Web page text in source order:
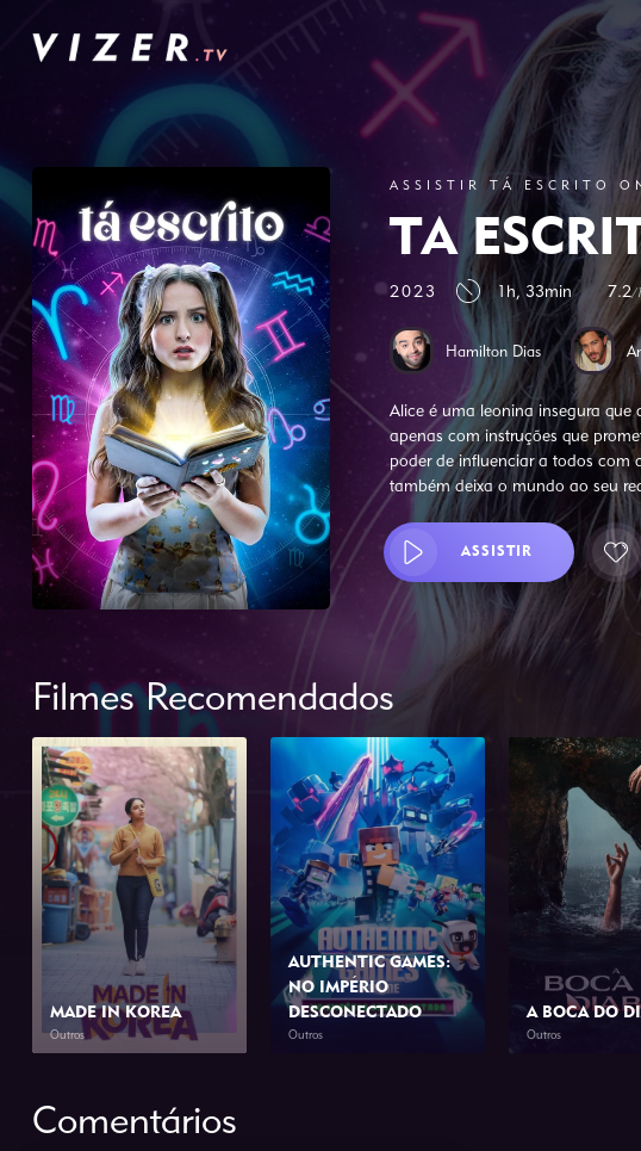
ASSISTIR TÁ ESCRITO
TÁ
2023 1h, 33min 7.2/
Hamilton Dias
Alice é uma leonina insegura que
apenas com instruções que
poder de influenciar a todos com
também deixa o mundo ao seu
ASSISTIR
Filmes Recomendados
MADE IN KOREA
Outros
AUTHENTIC GAMES:
NO IMPÉRIO
DESCONECTADO
Outros
A BOCA DO
Outros
Comentários